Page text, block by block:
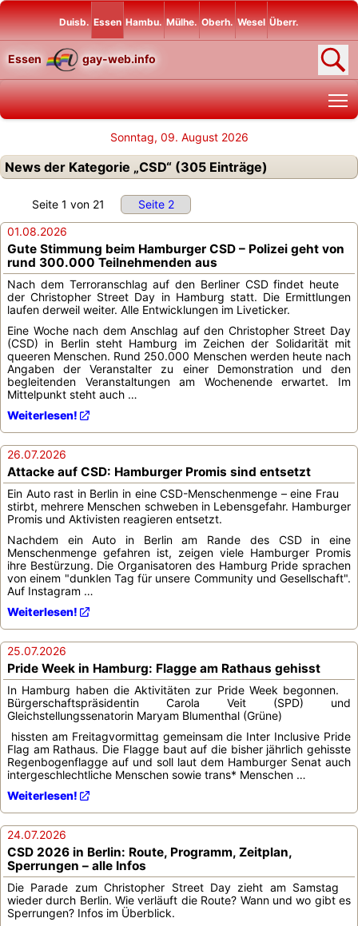
Duisb. Essen Hambu. Mülhe. Oberh. Wesel Überr.
Essen gay-web.info
Sonntag, 09. August 2026
News der Kategorie „CSD“ (305 Einträge)
Seite 1 von 21
Seite 2
01.08.2026
Gute Stimmung beim Hamburger CSD – Polizei geht von
rund 300.000 Teilnehmenden aus
Nach dem Terroranschlag auf den Berliner CSD findet heute
der Christopher Street Day in Hamburg statt. Die Ermittlungen
laufen derweil weiter. Alle Entwicklungen im Liveticker.
Eine Woche nach dem Anschlag auf den Christopher Street Day
(CSD) in Berlin steht Hamburg im Zeichen der Solidarität mit
queeren Menschen. Rund 250.000 Menschen werden heute nach
Angaben der Veranstalter zu einer Demonstration und den
begleitenden Veranstaltungen am Wochenende erwartet. Im
Mittelpunkt steht auch …
Weiterlesen!
26.07.2026
Attacke auf CSD: Hamburger Promis sind entsetzt
Ein Auto rast in Berlin in eine CSD-Menschenmenge – eine Frau
stirbt, mehrere Menschen schweben in Lebensgefahr. Hamburger
Promis und Aktivisten reagieren entsetzt.
Nachdem ein Auto in Berlin am Rande des CSD in eine
Menschenmenge gefahren ist, zeigen viele Hamburger Promis
ihre Bestürzung. Die Organisatoren des Hamburg Pride sprachen
von einem "dunklen Tag für unsere Community und Gesellschaft".
Auf Instagram …
Weiterlesen!
25.07.2026
Pride Week in Hamburg: Flagge am Rathaus gehisst
In Hamburg haben die Aktivitäten zur Pride Week begonnen.
Bürgerschaftspräsidentin Carola Veit (SPD) und
Gleichstellungssenatorin Maryam Blumenthal (Grüne)
hissten am Freitagvormittag gemeinsam die Inter Inclusive Pride
Flag am Rathaus. Die Flagge baut auf die bisher jährlich gehisste
Regenbogenflagge auf und soll laut dem Hamburger Senat auch
intergeschlechtliche Menschen sowie trans* Menschen …
Weiterlesen!
24.07.2026
CSD 2026 in Berlin: Route, Programm, Zeitplan,
Sperrungen – alle Infos
Die Parade zum Christopher Street Day zieht am Samstag
wieder durch Berlin. Wie verläuft die Route? Wann und wo gibt es
Sperrungen? Infos im Überblick.